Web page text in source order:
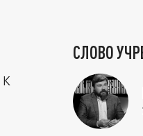
К
СЛОВО